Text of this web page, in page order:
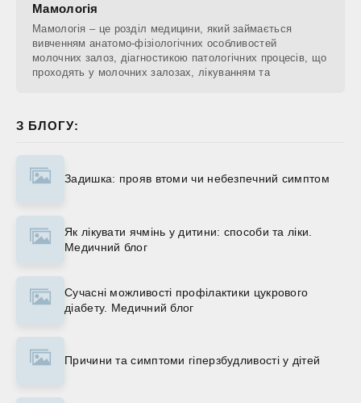
Мамологія
Мамологія – це розділ медицини, який займається
вивченням анатомо-фізіологічних особливостей
молочних залоз, діагностикою патологічних процесів, що
проходять у молочних залозах, лікуванням та
З БЛОГУ:
Задишка: прояв втоми чи небезпечний симптом
Як лікувати ячмінь у дитини: способи та ліки.
Медичний блог
Сучасні можливості профілактики цукрового
діабету. Медичний блог
Причини та симптоми гіперзбудливості у дітей